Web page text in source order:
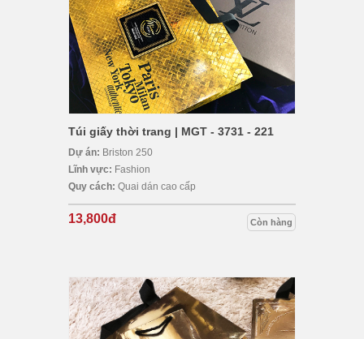
Túi giấy thời trang | MGT - 3731 - 221
Dự án: Briston 250
Lĩnh vực: Fashion
Quy cách: Quai dán cao cấp
13,800đ Còn hàng